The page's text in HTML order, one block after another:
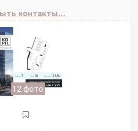
контакты...
12 фото